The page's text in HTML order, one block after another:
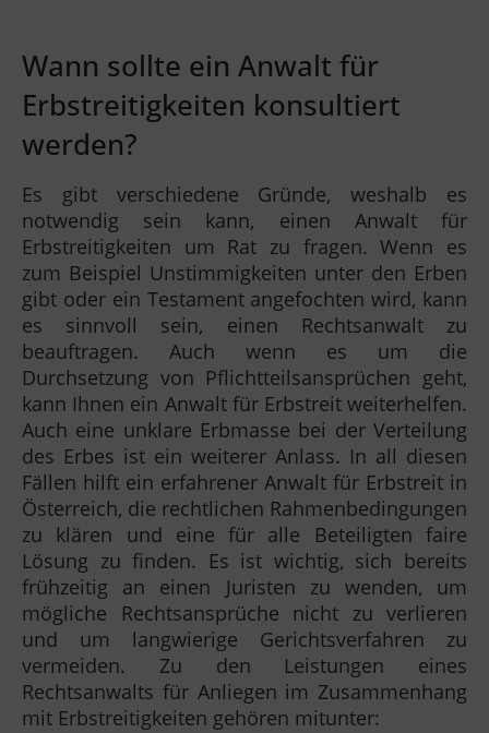
Wann sollte ein Anwalt für
Erbstreitigkeiten konsultiert
werden?
Es gibt verschiedene Gründe, weshalb es
notwendig sein kann, einen Anwalt für
Erbstreitigkeiten um Rat zu fragen. Wenn es
zum Beispiel Unstimmigkeiten unter den Erben
gibt oder ein Testament angefochten wird, kann
es sinnvoll sein, einen Rechtsanwalt zu
beauftragen. Auch wenn es um die
Durchsetzung von Pflichtteilsansprüchen geht,
kann Ihnen ein Anwalt für Erbstreit weiterhelfen.
Auch eine unklare Erbmasse bei der Verteilung
des Erbes ist ein weiterer Anlass. In all diesen
Fällen hilft ein erfahrener Anwalt für Erbstreit in
Österreich, die rechtlichen Rahmenbedingungen
zu klären und eine für alle Beteiligten faire
Lösung zu finden. Es ist wichtig, sich bereits
frühzeitig an einen Juristen zu wenden, um
mögliche Rechtsansprüche nicht zu verlieren
und um langwierige Gerichtsverfahren zu
vermeiden. Zu den Leistungen eines
Rechtsanwalts für Anliegen im Zusammenhang
mit Erbstreitigkeiten gehören mitunter: